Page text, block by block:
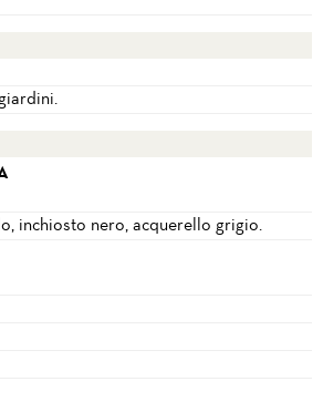
inchiosto nero, acquerello grigio.